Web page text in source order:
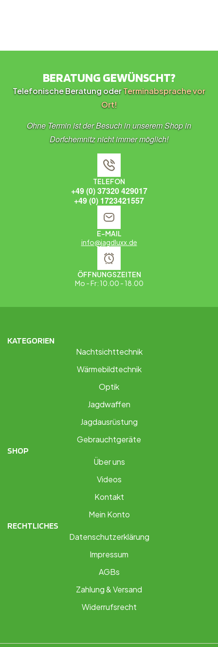
BERATUNG GEWÜNSCHT?
Telefonische Beratung oderTerminabsprache vor
Ort!
Ohne Termin ist der Besuch in unserem Shop in
Dorfchemnitz nicht immer möglich!
TELEFON
+49 (0) 37320 429017
+49 (0) 1723421557
E-MAIL
info@jagdluxx.de
ÖFFNUNGSZEITEN
Mo - Fr: 10.00 - 18.00
KATEGORIEN
Nachtsichttechnik
Wärmebildtechnik
Optik
Jagdwaffen
Jagdausrüstung
Gebrauchtgeräte
SHOP
Über uns
Videos
Kontakt
Mein Konto
RECHTLICHES
Datenschutzerklärung
Impressum
AGBs
Zahlung & Versand
Widerrufsrecht